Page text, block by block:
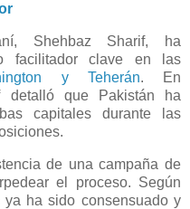
Shehbaz Sharif, ha
facilitador clave en las
y Teherán. En
detalló que Pakistán ha
capitales durante las
de una campaña de
el proceso. Según
ha sido consensuado y